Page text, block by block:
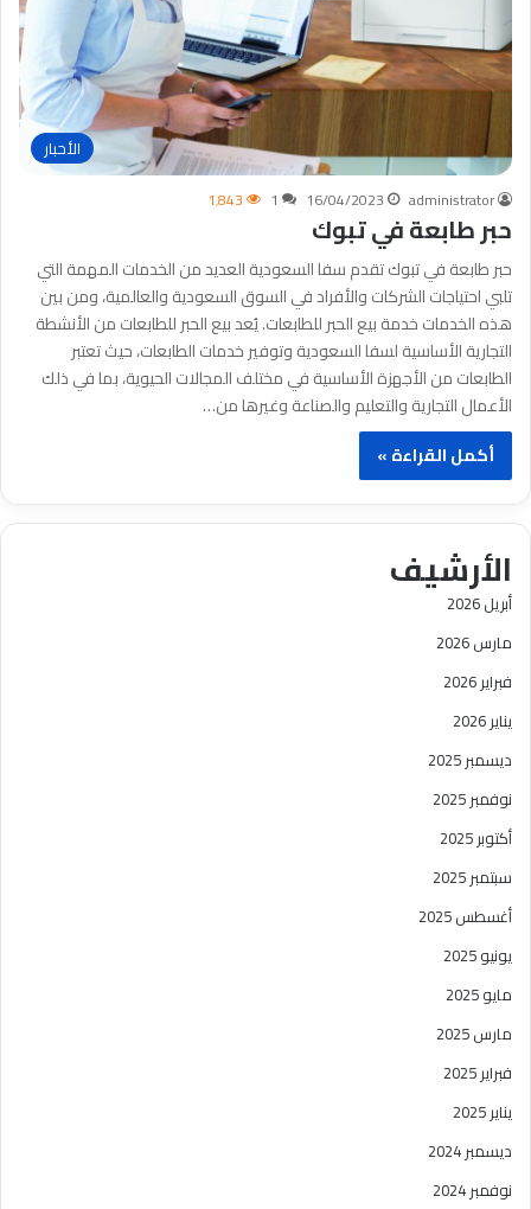
الأحبار
administrator
16/04/2023
1 1٬843
حبر طابعة في تبوك
حبر طابعة في تبوك تقدم سفا السعودية العديد من الخدمات المهمة التي
تلبي احتياجات الشركات والأفراد في السوق السعودية والعالمية، ومن بين
هذه الخدمات خدمة بيع الحبر للطابعات. يُعد بيع الحبر للطابعات من الأنشطة
التجارية الأساسية لسفا السعودية وتوفير خدمات الطابعات، حيث تعتبر
الطابعات من الأجهزة الأساسية في مختلف المجالات الحيوية، بما في ذلك
الأعمال التجارية والتعليم والصناعة وغيرها من…
أكمل القراءة »
الأرشيف
أبريل 2026
مارس 2026
فبراير 2026
يناير 2026
ديسمبر 2025
نوفمبر 2025
أكتوبر 2025
سبتمبر 2025
أغسطس 2025
يونيو 2025
مايو 2025
مارس 2025
فبراير 2025
يناير 2025
ديسمبر 2024
نوفمبر 2024